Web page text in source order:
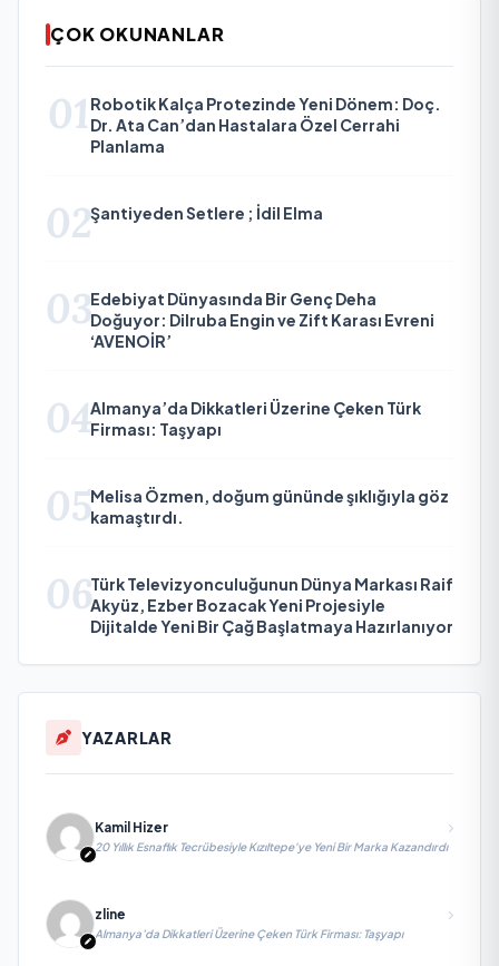
ÇOK OKUNANLAR
01 Robotik Kalça Protezinde Yeni Dönem: Doç.
Dr. Ata Can’dan Hastalara Özel Cerrahi
Planlama
02Şantiyeden Setlere ; İdil Elma
03Edebiyat Dünyasında Bir Genç Deha
Doğuyor: Dilruba Engin ve Zift Karası Evreni
‘AVENOİR’
04Almanya’da Dikkatleri Üzerine Çeken Türk
Firması: Taşyapı
05Melisa Özmen, doğum gününde şıklığıyla göz
kamaştırdı.
06Türk Televizyonculuğunun Dünya Markası Raif
Akyüz, Ezber Bozacak Yeni Projesiyle
Dijitalde Yeni Bir Çağ Başlatmaya Hazırlanıyor
YAZARLAR
Kamil Hizer
20 Yıllık Esnaflık Tecrübesiyle Kızıltepe'ye Yeni Bir Marka Kazandırdı
zline
Almanya’da Dikkatleri Üzerine Çeken Türk Firması: Taşyapı